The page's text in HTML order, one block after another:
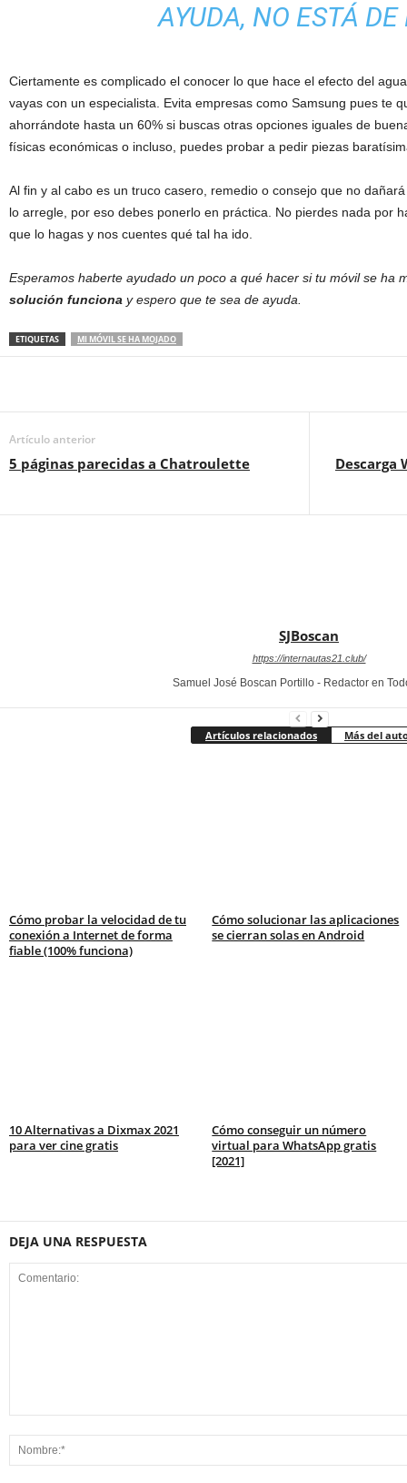
AYUDA, NO ESTÁ
Ciertamente es complicado el conocer lo que hace el efecto del
vayas con un especialista. Evita empresas como Samsung pues te
ahorrándote hasta un 60% si buscas otras opciones iguales de
físicas económicas o incluso, puedes probar a pedir piezas
Al fin y al cabo es un truco casero, remedio o consejo que no
lo arregle, por eso debes ponerlo en práctica. No pierdes nada por
que lo hagas y nos cuentes qué tal ha ido.
Esperamos haberte ayudado un poco a qué hacer si tu móvil se ha
solución funciona y espero que te sea de ayuda.
ETIQUETAS MI MÓVIL SE HA MOJADO
Artículo anterior
5 páginas parecidas a Chatroulette Descarga
SJBoscan
https://internautas21.club/
Samuel José Boscan Portillo - Redactor en
Artículos relacionados Más del
Cómo probar la velocidad de tu
conexión a Internet de forma
fiable (100% funciona)
Cómo solucionar las aplicaciones
se cierran solas en Android
10 Alternativas a Dixmax 2021
para ver cine gratis
Cómo conseguir un número
virtual para WhatsApp gratis
[2021]
DEJA UNA RESPUESTA